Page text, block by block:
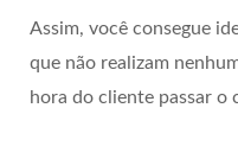
Assim, você consegue
que não realizam
hora do cliente passar o